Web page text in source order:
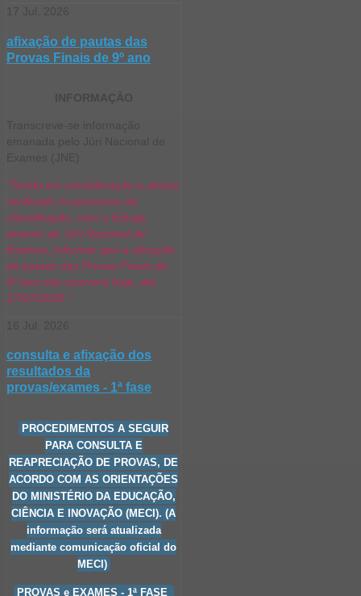
afixação de pautas das
Provas Finais de 9º ano
"Tendo em consideração o atraso
verificado no processo de
classificação, vem o Eduqa,
através do Júri Nacional de
Exames, informar que a afixação
de pautas das Provas Finais de
9º ano não ocorrerá hoje, dia
17/07/2026."
consulta e afixação dos
resultados da
provas/exames - 1ª fase
PROCEDIMENTOS A SEGUIR
PARA CONSULTA E
REAPRECIAÇÃO DE PROVAS, DE
ACORDO COM AS ORIENTAÇÕES
DO MINISTÉRIO DA EDUCAÇÃO,
CIÊNCIA E INOVAÇÃO (MECI). (A
informação será atualizada
mediante comunicação oficial do
MECI)
PROVAS e EXAMES - 1ª FASE